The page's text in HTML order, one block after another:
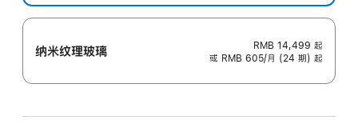
纳米纹理玻璃 RMB 14,499 起
或 RMB 605/月 (24 期) 起